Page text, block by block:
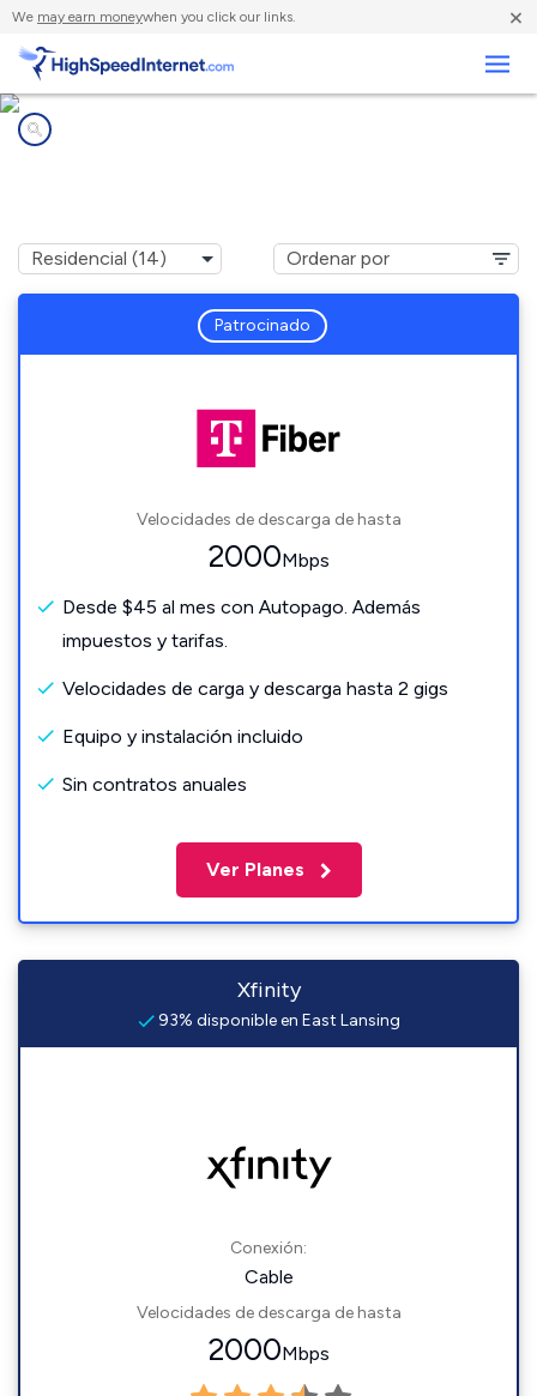
We may earn moneywhen you click our links. ×
Patrocinado
Velocidades de descarga de hasta
2000Mbps
Desde $45 al mes con Autopago. Además
impuestos y tarifas.
Velocidades de carga y descarga hasta 2 gigs
Equipo y instalación incluido
Sin contratos anuales
Ver Planes
Xfinity
93% disponible en East Lansing
Conexión:
Cable
Velocidades de descarga de hasta
2000Mbps